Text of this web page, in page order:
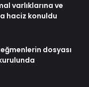
varlıklarına ve
haciz konuldu
dosyası